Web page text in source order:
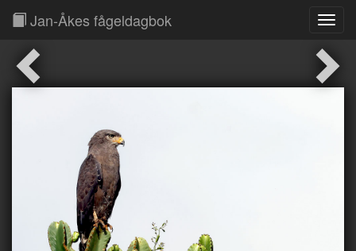
Jan-Åkes fågeldagbok